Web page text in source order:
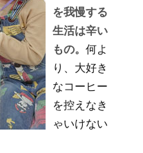
を我慢する
生活は辛い
もの。 何よ
り、大好き
なコーヒー
を控えなき
ゃいけない